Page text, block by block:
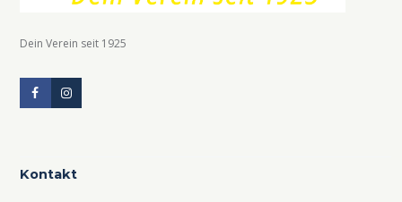
Dein Verein seit 1925
Kontakt